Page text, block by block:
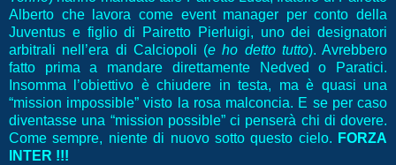
Alberto che lavora come event manager per conto della
Juventus e figlio di Pairetto Pierluigi, uno dei designatori
arbitrali nell’era di Calciopoli (e ho detto tutto). Avrebbero
fatto prima a mandare direttamente Nedved o Paratici.
Insomma l’obiettivo è chiudere in testa, ma è quasi una
“mission impossible” visto la rosa malconcia. E se per caso
diventasse una “mission possible” ci penserà chi di dovere.
Come sempre, niente di nuovo sotto questo cielo. FORZA
INTER !!!